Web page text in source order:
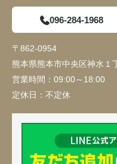
096-284-1968
〒862-0954
熊本県熊本市中央区神水
営業時間： 09:00～18:00
定休日： 不定休